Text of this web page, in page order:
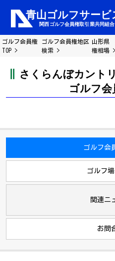
ゴルフ会員権
TOP
ゴルフ会員権地区
検索
山形県
権相場
さくらんぼカント
ゴルフ会
ゴルフ会
ゴルフ
関連ニ
お問